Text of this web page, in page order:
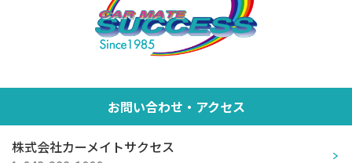
お問い合わせ・アクセス
株式会社カーメイトサクセス